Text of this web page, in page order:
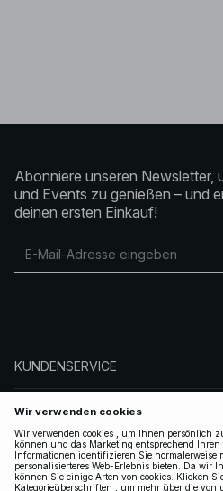
Abonniere unseren Newsletter,
und Events zu genießen – und
deinen ersten Einkauf!
KUNDENSERVICE
ÜBER NA-KD
FOLGEN SIE UNS